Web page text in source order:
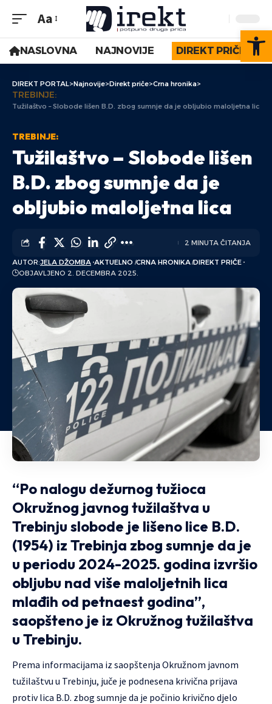
Aa
NASLOVNA NAJNOVIJE DIREKT PRIČE
DIREKT PORTAL>Najnovije>Direkt priče>Crna hronika>
TREBINJE:
Tužilaštvo – Slobode lišen B.D. zbog sumnje da je obljubio maloljetna lica
TREBINJE:
Tužilaštvo – Slobode lišen
B.D. zbog sumnje da je
obljubio maloljetna lica
AUTOR:JELA DŽOMBA AKTUELNO CRNA HRONIKA DIREKT PRIČE
OBJAVLJENO 2. DECEMBRA 2025.
2 MINUTA ČITANJA
“Po nalogu dežurnog tužioca
Okružnog javnog tužilaštva u
Trebinju slobode je lišeno lice B.D.
(1954) iz Trebinja zbog sumnje da je
u periodu 2024-2025. godina izvršio
obljubu nad više maloljetnih lica
mlađih od petnaest godina”,
saopšteno je iz Okružnog tužilaštva
u Trebinju.
Prema informacijama iz saopštenja Okružnom javnom
tužilaštvu u Trebinju, juče je podnesena krivična prijava
protiv lica B.D. zbog sumnje da je počinio krivično djelo